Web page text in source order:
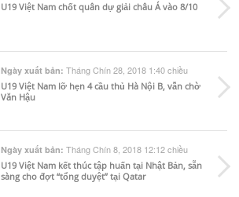
U19 Việt Nam chốt quân dự giải châu Á vào 8/10
Ngày xuất bản: Tháng Chín 28, 2018 1:40 chiều
U19 Việt Nam lỡ hẹn 4 cầu thủ Hà Nội B, vẫn chờ
Văn Hậu
Ngày xuất bản: Tháng Chín 8, 2018 12:12 chiều
U19 Việt Nam kết thúc tập huấn tại Nhật Bản, sẵn
sàng cho đợt “tổng duyệt” tại Qatar